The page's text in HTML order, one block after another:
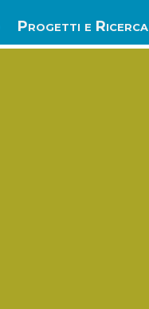
Progetti e Ricerca